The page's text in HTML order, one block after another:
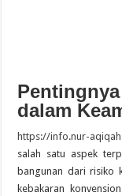
dalam
https://info.nur-
salah satu aspek
bangunan dari risiko
kebakaran